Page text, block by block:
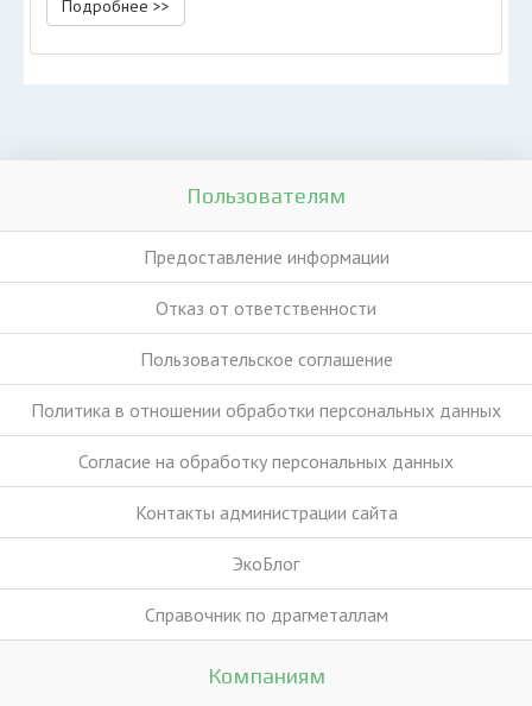
Подробнее >>
Пользователям
Предоставление информации
Отказ от ответственности
Пользовательское соглашение
Политика в отношении обработки персональных данных
Согласие на обработку персональных данных
Контакты администрации сайта
ЭкоБлог
Справочник по драгметаллам
Компаниям